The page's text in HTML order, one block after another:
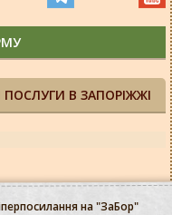
ПОСЛУГИ В ЗАПОРІЖЖІ
на "ЗаБор"